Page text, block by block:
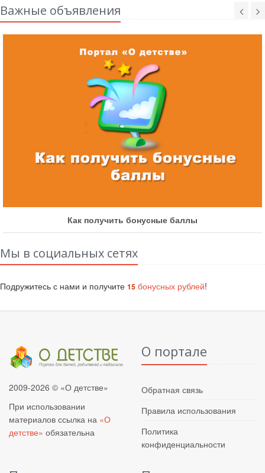
Важные объявления
Как получить бонусные баллы
Мы в социальных сетях
Подружитесь с нами и получите 15 бонусных рублей!
2009-2026 © «О детстве»
При использовании
материалов ссылка на «О
детстве» обязательна
О портале
Обратная связь
Правила использования
Политика
конфиденциальности